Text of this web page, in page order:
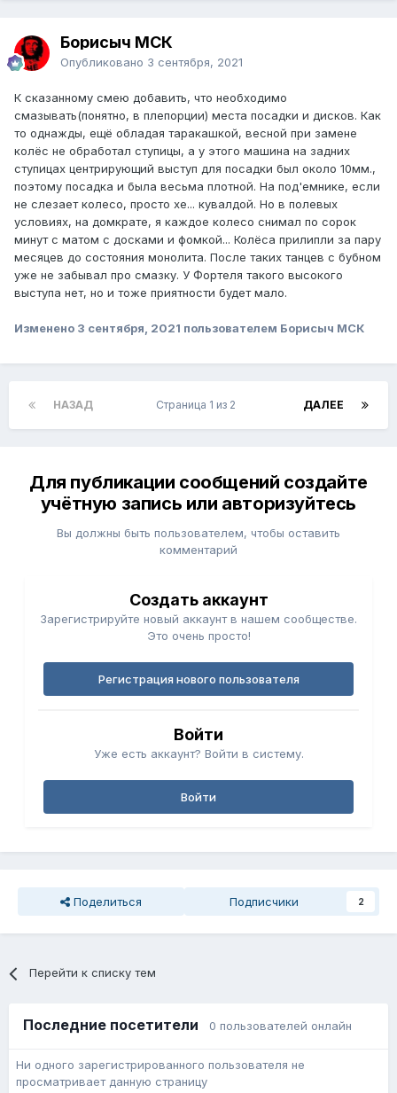
Борисыч МСК
Опубликовано 3 сентября, 2021
К сказанному смею добавить, что необходимо
смазывать(понятно, в плепорции) места посадки и дисков. Как
то однажды, ещё обладая таракашкой, весной при замене
колёс не обработал ступицы, а у этого машина на задних
ступицах центрирующий выступ для посадки был около 10мм.,
поэтому посадка и была весьма плотной. На под'емнике, если
не слезает колесо, просто хе... кувалдой. Но в полевых
условиях, на домкрате, я каждое колесо снимал по сорок
минут с матом с досками и фомкой... Колёса прилипли за пару
месяцев до состояния монолита. После таких танцев с бубном
уже не забывал про смазку. У Фортеля такого высокого
выступа нет, но и тоже приятности будет мало.
Изменено 3 сентября, 2021 пользователем Борисыч МСК
НАЗАД ДАЛЕЕ
Страница 1 из 2
Для публикации сообщений создайте
учётную запись или авторизуйтесь
Вы должны быть пользователем, чтобы оставить
комментарий
Создать аккаунт
Зарегистрируйте новый аккаунт в нашем сообществе.
Это очень просто!
Регистрация нового пользователя
Войти
Уже есть аккаунт? Войти в систему.
Войти
Поделиться Подписчики 2
Перейти к списку тем
Последние посетители 0 пользователей онлайн
Ни одного зарегистрированного пользователя не
просматривает данную страницу